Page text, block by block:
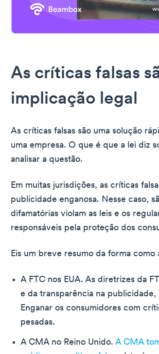
As críticas falsas
implicação legal
As críticas falsas são uma solução
uma empresa. O que é que a lei diz
analisar a questão.
Em muitas jurisdições, as críticas
publicidade enganosa. Nesse caso,
difamatórias violam as leis e os
responsáveis pela proteção dos
Eis um breve resumo da forma como
A FTC nos EUA. As diretrizes da
e da transparência na
Enganar os consumidores com
pesadas.
A CMA no Reino Unido. A CMA